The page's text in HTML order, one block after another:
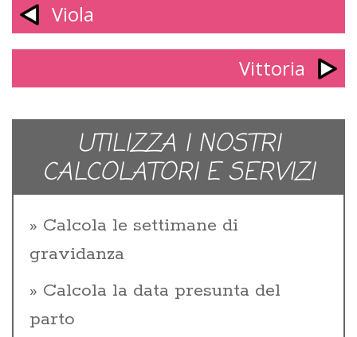
Viola
Vittoria
UTILIZZA I NOSTRI
CALCOLATORI E SERVIZI
Calcola le settimane di
gravidanza
Calcola la data presunta del
parto